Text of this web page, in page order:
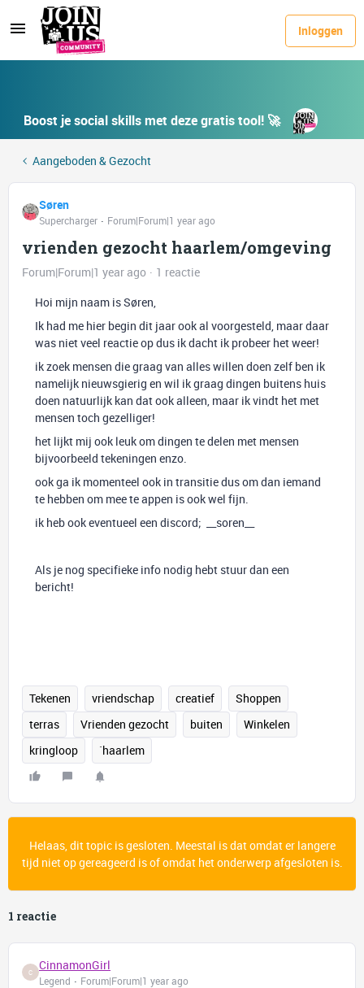
Inloggen
Boost je social skills met deze gratis tool! 🚀
Aangeboden & Gezocht
Søren
Supercharger Forum|Forum|1 year ago
vrienden gezocht haarlem/omgeving
Forum|Forum|1 year ago
1 reactie
Hoi mijn naam is Søren,
Ik had me hier begin dit jaar ook al voorgesteld, maar daar
was niet veel reactie op dus ik dacht ik probeer het weer!
ik zoek mensen die graag van alles willen doen zelf ben ik
namelijk nieuwsgierig en wil ik graag dingen buitens huis
doen natuurlijk kan dat ook alleen, maar ik vindt het met
mensen toch gezelliger!
het lijkt mij ook leuk om dingen te delen met mensen
bijvoorbeeld tekeningen enzo.
ook ga ik momenteel ook in transitie dus om dan iemand
te hebben om mee te appen is ook wel fijn.
ik heb ook eventueel een discord; __soren__
Als je nog specifieke info nodig hebt stuur dan een
bericht!
Tekenen vriendschap creatief
Shoppen
terras
Vrienden gezocht buiten
Winkelen
kringloop
`haarlem
Helaas, dit topic is gesloten. Meestal is dat omdat er langere
tijd niet op gereageerd is of omdat het onderwerp afgesloten is.
1 reactie
C CinnamonGirl
Legend Forum|Forum|1 year ago